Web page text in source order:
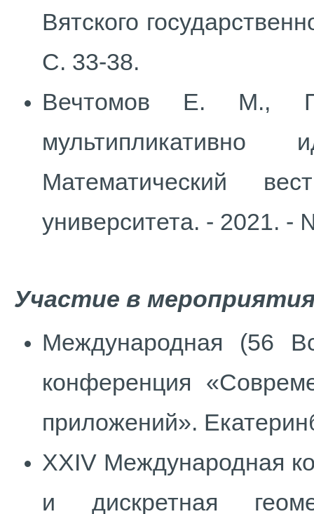
Вятского
С. 33-38.
Вечтомов Е. М.,
мультипликативно
Математический
университета. - 2021.
Участие в
Международная (56
конференция
приложений».
XXIV Международная
и дискретная